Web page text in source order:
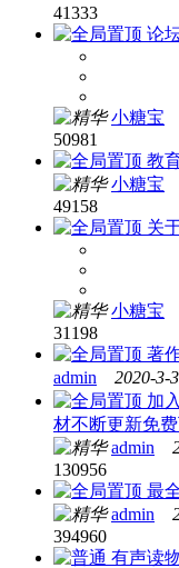
41333
论
小糖宝
50981
教
小糖宝
49158
关
小糖宝
31198
著
admin
2020-3-
加
材不断更新免费
admin
130956
最
admin
394960
有声读